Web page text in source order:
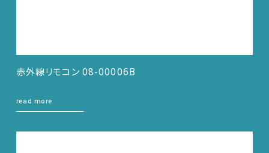
赤外線リモコン 08-00006B
read more